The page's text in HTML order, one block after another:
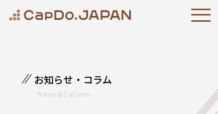
お知らせ・コラム
News&Column